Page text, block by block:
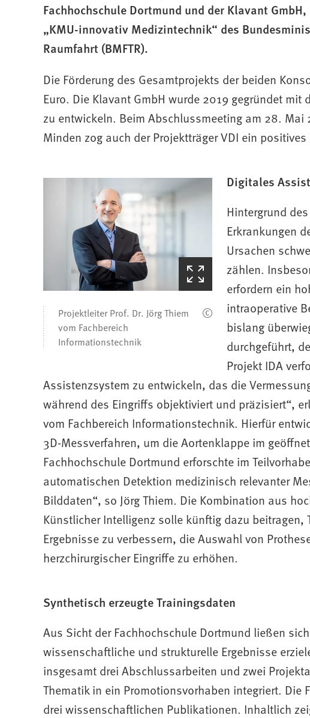
Fachhochschule Dortmund und der Klavant
„KMU-innovativ Medizintechnik“ des
Raumfahrt (BMFTR).
Die Förderung des Gesamtprojekts der beiden
Euro. Die Klavant GmbH wurde 2019 gegründet mit
zu entwickeln. Beim Abschlussmeeting am 28.
Minden zog auch der Projektträger VDI ein
(Startet
den
Bilderzoom)
Projektleiter Prof. Dr. Jörg Thiem
vom Fachbereich
Informationstechnik
Digitales
Hintergrund
Erkrankungen
Ursachen
zählen.
erfordern ein
intraoperative
bislang
durchgeführt,
Projekt IDA
Assistenzsystem zu entwickeln, das die
während des Eingriffs objektiviert und präzisiert“,
vom Fachbereich Informationstechnik. Hierfür
3D-Messverfahren, um die Aortenklappe im
Fachhochschule Dortmund erforschte im
automatischen Detektion medizinisch relevanter
Bilddaten“, so Jörg Thiem. Die Kombination aus
Künstlicher Intelligenz solle künftig dazu beitragen,
Ergebnisse zu verbessern, die Auswahl von
herzchirurgischer Eingriffe zu erhöhen.
Synthetisch erzeugte Trainingsdaten
Aus Sicht der Fachhochschule Dortmund ließen
wissenschaftliche und strukturelle Ergebnisse
insgesamt drei Abschlussarbeiten und zwei
Thematik in ein Promotionsvorhaben integriert. Die
drei wissenschaftlichen Publikationen. Inhaltlich